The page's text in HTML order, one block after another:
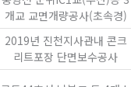
개교 교면개량공사(초속경)
2019년 진천지사관내 콘크
리트포장 단면보수공사